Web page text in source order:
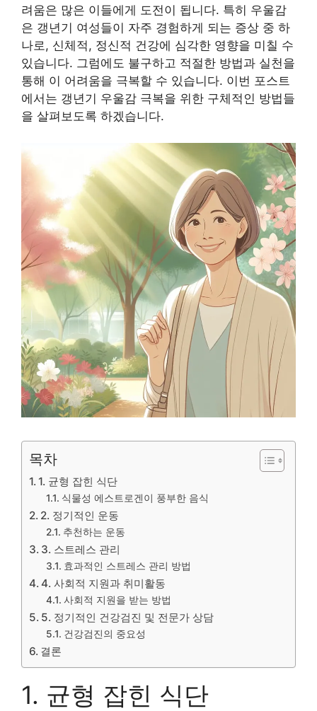
려움은 많은 이들에게 도전이 됩니다. 특히 우울감
은 갱년기 여성들이 자주 경험하게 되는 증상 중 하
나로, 신체적, 정신적 건강에 심각한 영향을 미칠 수
있습니다. 그럼에도 불구하고 적절한 방법과 실천을
통해 이 어려움을 극복할 수 있습니다. 이번 포스트
에서는 갱년기 우울감 극복을 위한 구체적인 방법들
을 살펴보도록 하겠습니다.
목차
1. 균형 잡힌 식단
식물성 에스트로겐이 풍부한 음식
2. 정기적인 운동
추천하는 운동
3. 스트레스 관리
효과적인 스트레스 관리 방법
4. 사회적 지원과 취미활동
사회적 지원을 받는 방법
5. 정기적인 건강검진 및 전문가 상담
건강검진의 중요성
결론
1. 균형 잡힌 식단